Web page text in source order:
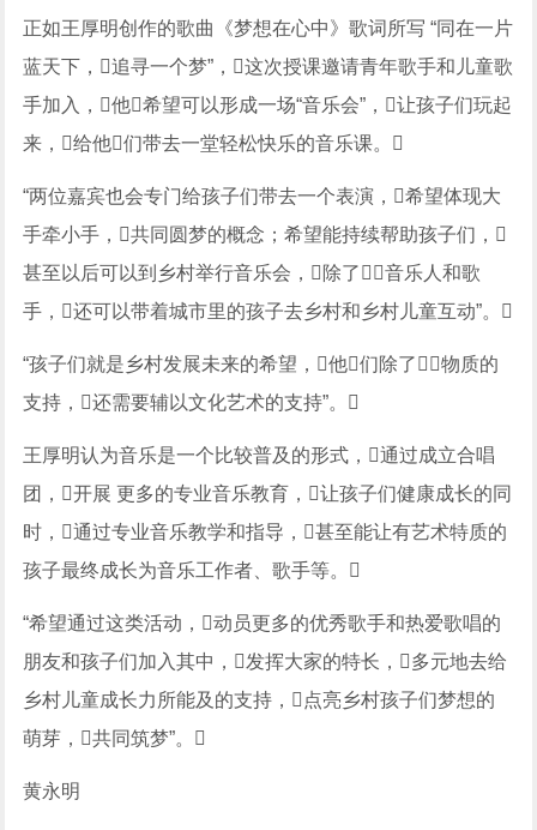
正如王厚明创作的歌曲《梦想在心中》歌词所写 “同在一片
蓝天下，追寻一个梦”，这次授课邀请青年歌手和儿童歌
手加入，他希望可以形成一场“音乐会”，让孩子们玩起
来，给他们带去一堂轻松快乐的音乐课。
“两位嘉宾也会专门给孩子们带去一个表演，希望体现大
手牵小手，共同圆梦的概念；希望能持续帮助孩子们，
甚至以后可以到乡村举行音乐会，除了音乐人和歌
手，还可以带着城市里的孩子去乡村和乡村儿童互动”。
“孩子们就是乡村发展未来的希望，他们除了物质的
支持，还需要辅以文化艺术的支持”。
王厚明认为音乐是一个比较普及的形式，通过成立合唱
团，开展 更多的专业音乐教育，让孩子们健康成长的同
时，通过专业音乐教学和指导，甚至能让有艺术特质的
孩子最终成长为音乐工作者、歌手等。
“希望通过这类活动，动员更多的优秀歌手和热爱歌唱的
朋友和孩子们加入其中，发挥大家的特长，多元地去给
乡村儿童成长力所能及的支持，点亮乡村孩子们梦想的
萌芽，共同筑梦”。
黄永明